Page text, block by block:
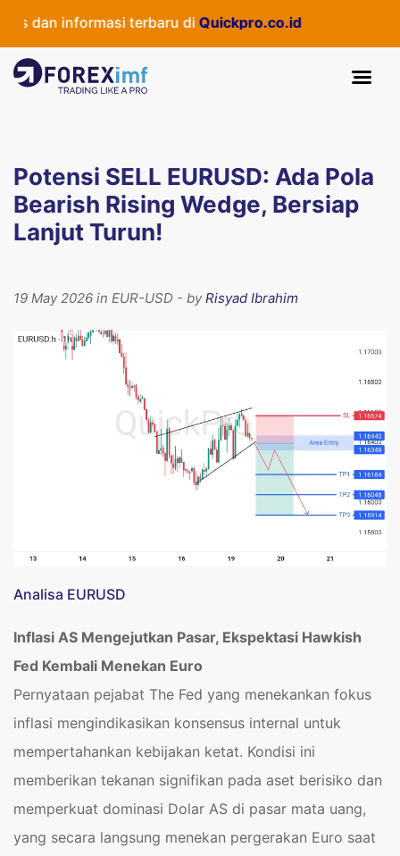
informasi terbaru diQuickpro.co.id
Potensi SELL EURUSD: Ada Pola
Bearish Rising Wedge, Bersiap
Lanjut Turun!
19 May 2026 in EUR-USD - byRisyad Ibrahim
Analisa EURUSD
Inflasi AS Mengejutkan Pasar, Ekspektasi Hawkish
Fed Kembali Menekan Euro
Pernyataan pejabat The Fed yang menekankan fokus
inflasi mengindikasikan konsensus internal untuk
mempertahankan kebijakan ketat. Kondisi ini
memberikan tekanan signifikan pada aset berisiko dan
memperkuat dominasi Dolar AS di pasar mata uang,
yang secara langsung menekan pergerakan Euro saat